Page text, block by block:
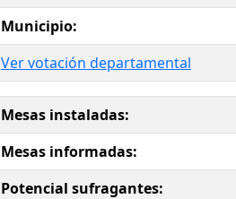
Municipio:
Ver votación departamental
Mesas instaladas:
Mesas informadas:
Potencial sufragantes: